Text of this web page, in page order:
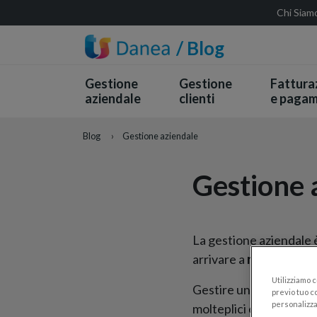
Chi
/ Blog
Gestione
aziendale
Gestione
clienti
e
Blog › Gestione aziendale
Gestione
La gestione aziendale
arrivare a
Gestire un’azienda
molteplici elementi
Utilizziamo
previo tuo